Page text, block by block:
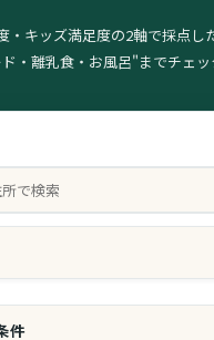
・キッズ満足度の2軸で採点し
・離乳食・お風呂"までチェッ
件